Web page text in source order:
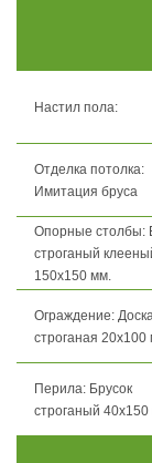
Настил пола:
Отделка потолка:
Имитация бруса
Опорные столбы:
строганый
150х150 мм.
Ограждение: Доска
строганая 20х100
Перила: Брусок
строганый 40х150